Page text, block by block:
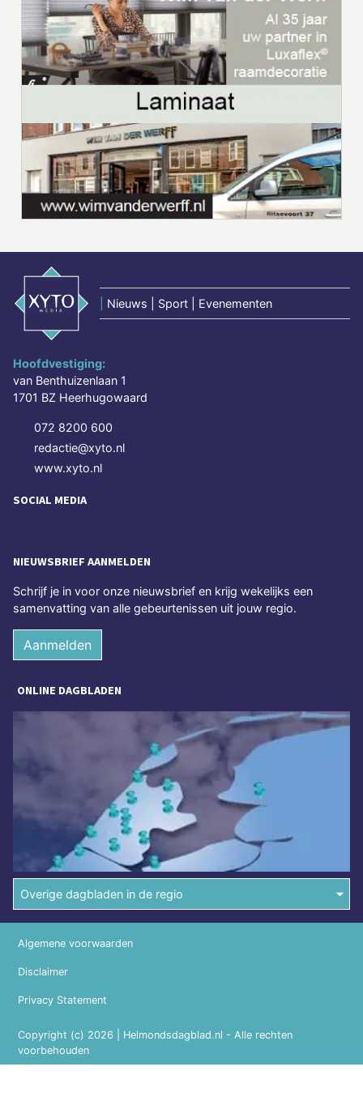
Nieuws | Sport | Evenementen
Hoofdvestiging:
van Benthuizenlaan 1
1701 BZ Heerhugowaard
072 8200 600
redactie@xyto.nl
www.xyto.nl
SOCIAL MEDIA
NIEUWSBRIEF AANMELDEN
Schrijf je in voor onze nieuwsbrief en krijg wekelijks een
samenvatting van alle gebeurtenissen uit jouw regio.
Aanmelden
ONLINE DAGBLADEN
Overige dagbladen in de regio
Copyright (c) 2026 | Helmondsdagblad.nl - Alle rechten
voorbehouden
Algemene voorwaarden
Disclaimer
Privacy Statement